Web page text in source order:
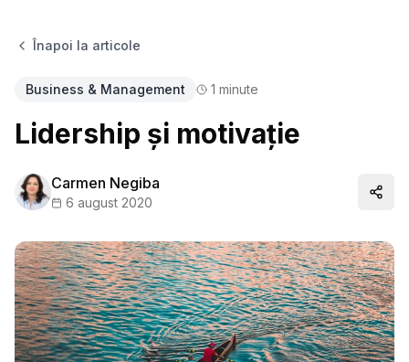
Înapoi la articole
Business & Management 1 minute
Lidership și motivație
Carmen Negiba
6 august 2020